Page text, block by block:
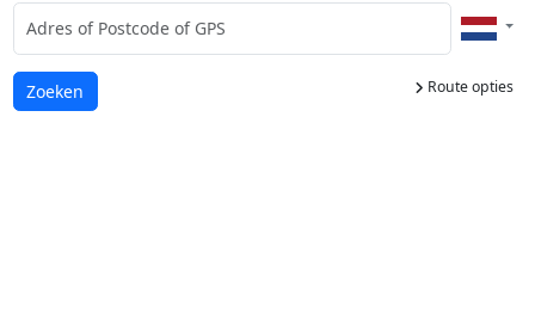
Route opties
Laden...
Zoeken